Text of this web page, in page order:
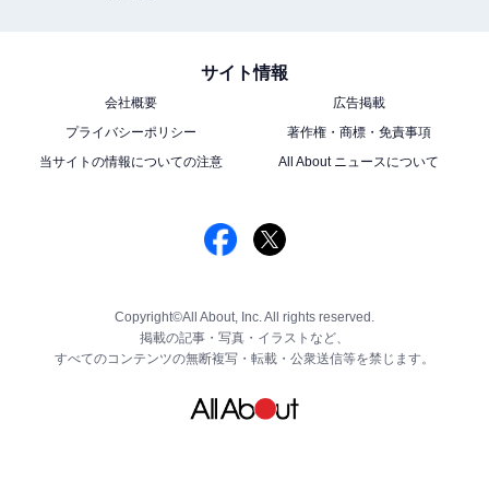
サイト情報
会社概要
広告掲載
プライバシーポリシー
著作権・商標・免責事項
当サイトの情報についての注意
All About ニュースについて
Copyright©All About, Inc. All rights reserved.
掲載の記事・写真・イラストなど、
すべてのコンテンツの無断複写・転載・公衆送信等を禁じます。